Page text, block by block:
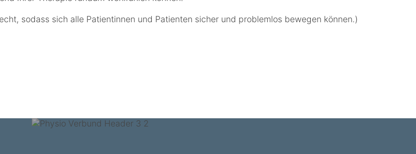
sodass sich alle Patientinnen und Patienten sicher und problemlos bewegen können.)